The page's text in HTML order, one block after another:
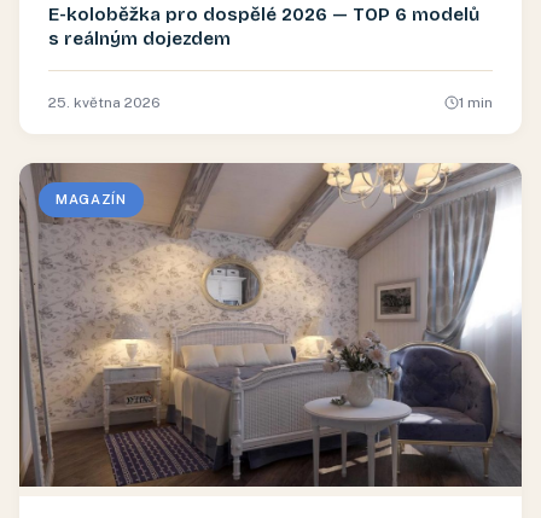
E-koloběžka pro dospělé 2026 — TOP 6 modelů
s reálným dojezdem
25. května 2026 1 min
MAGAZÍN